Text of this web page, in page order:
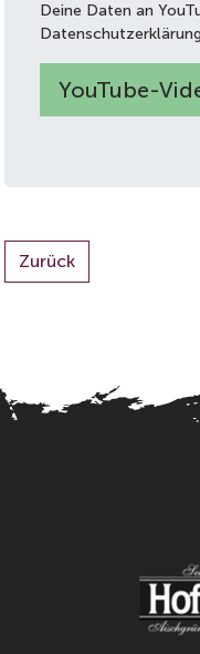
Deine Daten an
YouTube-
Zurück